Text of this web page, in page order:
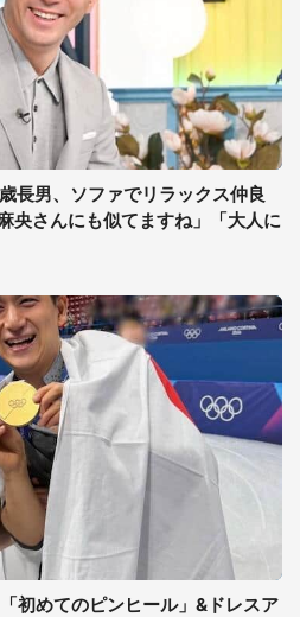
長男、ソファでリラックス仲良
央さんにも似てますね」「大人に
初めてのピンヒール」&ドレスア